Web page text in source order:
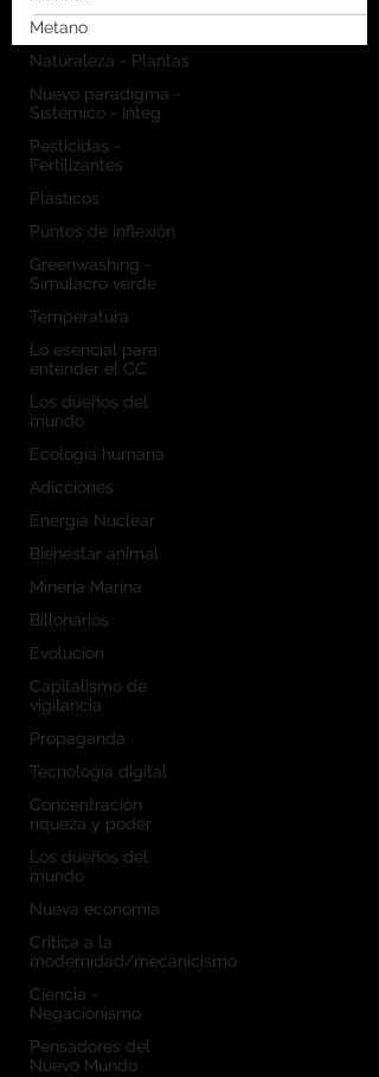
Metano
Naturaleza - Plantas
Nuevo paradigma -
Sistémico - Integ
Pesticidas -
Fertilizantes
Plásticos
Puntos de inflexión
Greenwashing -
Simulacro verde
Temperatura
Lo esencial para
entender el CC
Los dueños del
mundo
Ecología humana
Adicciones
Energía Nuclear
Bienestar animal
Minería Marina
Billonarios
Evolución
Capitalismo de
vigilancia
Propaganda
Tecnología digital
Concentración
riqueza y poder
Los dueños del
mundo
Nueva economía
Crítica a la
modernidad/mecanicismo
Ciencia -
Negacionismo
Pensadores del
Nuevo Mundo
Fridays for Future están llevando la
protesta a la web, pero ¿será suficiente
para mantener el impulso?